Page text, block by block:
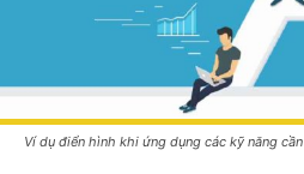
Ví dụ điển hình khi ứng dụng các kỹ năng